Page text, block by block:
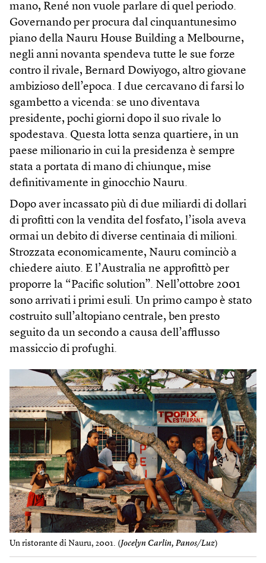
mano, René non vuole parlare di quel periodo.
Governando per procura dal cinquantunesimo
piano della Nauru House Building a Melbourne,
negli anni novanta spendeva tutte le sue forze
contro il rivale, Bernard Dowiyogo, altro giovane
ambizioso dell’epoca. I due cercavano di farsi lo
sgambetto a vicenda: se uno diventava
presidente, pochi giorni dopo il suo rivale lo
spodestava. Questa lotta senza quartiere, in un
paese milionario in cui la presidenza è sempre
stata a portata di mano di chiunque, mise
definitivamente in ginocchio Nauru.
Dopo aver incassato più di due miliardi di dollari
di profitti con la vendita del fosfato, l’isola aveva
ormai un debito di diverse centinaia di milioni.
Strozzata economicamente, Nauru cominciò a
chiedere aiuto. E l’Australia ne approfittò per
proporre la “Pacific solution”. Nell’ottobre 2001
sono arrivati i primi esuli. Un primo campo è stato
costruito sull’altopiano centrale, ben presto
seguito da un secondo a causa dell’afflusso
massiccio di profughi.
Un ristorante di Nauru, 2001. (Jocelyn Carlin, Panos/Luz)